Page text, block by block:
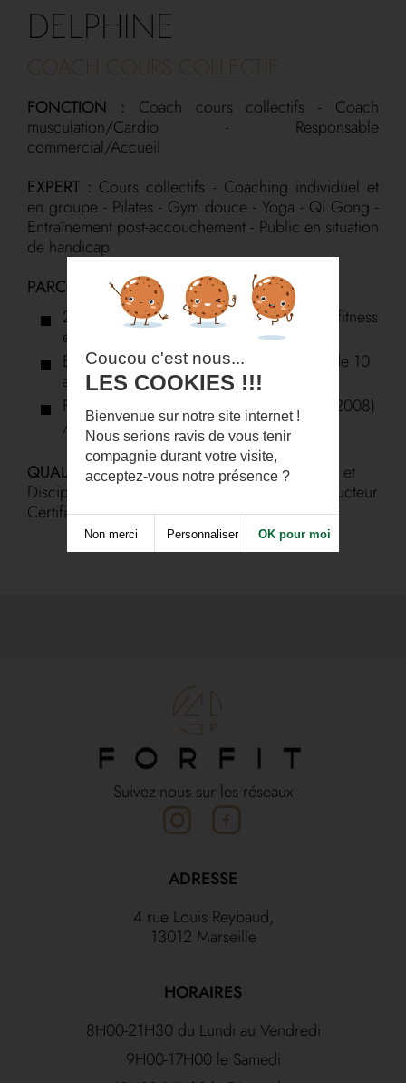
DELPHINE
COACH COURS COLLECTIF
FONCTION : Coach cours collectifs - Coach
musculation/Cardio - Responsable
commercial/Accueil
EXPERT : Cours collectifs - Coaching individuel et
en groupe - Pilates - Gym douce - Yoga - Qi Gong -
Entraînement post-accouchement - Public en situation
de handicap
PARCOURS :
25 ans d’expérience dans le domaine du fitness
et de la remise en forme
Enseigne la méthode Pilates depuis plus de 10
ans
Formation Pilates chez Monica Germani (2008)
/ chez Leader Fit (2009)
QUALIFICATION :BEES Expression Gymnique et
Disciplines Associées - Instructeur Pilates - Instructeur
Certifié Les Mills en Bodybalance
Suivez-nous sur les réseaux
ADRESSE
4 rue Louis Reybaud,
13012 Marseille
HORAIRES
8H00-21H30 du Lundi au Vendredi
9H00-17H00 le Samedi
Coucou c'est nous...
LES COOKIES !!!
Bienvenue sur notre site internet !
Nous serions ravis de vous tenir
compagnie durant votre visite,
acceptez-vous notre présence ?
Non merci Personnaliser OK pour moi